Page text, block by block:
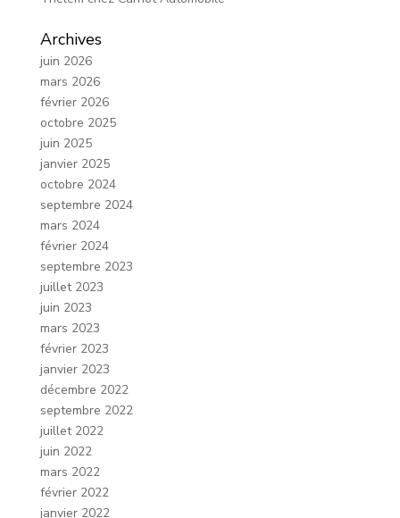
Archives
juin 2026
mars 2026
février 2026
octobre 2025
juin 2025
janvier 2025
octobre 2024
septembre 2024
mars 2024
février 2024
septembre 2023
juillet 2023
juin 2023
mars 2023
février 2023
janvier 2023
décembre 2022
septembre 2022
juillet 2022
juin 2022
mars 2022
février 2022
janvier 2022